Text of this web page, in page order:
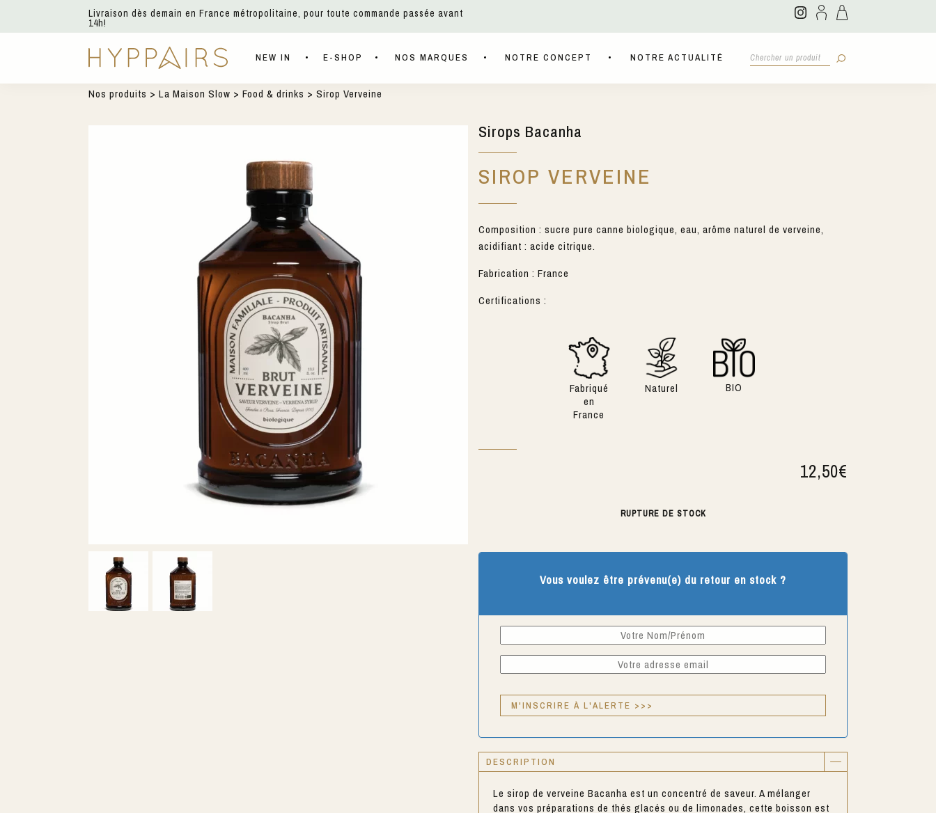
Livraison dès demain en France métropolitaine, pour toute commande passée avant
14h!
NEW IN E-SHOP NOS MARQUES NOTRE CONCEPT NOTRE ACTUALITÉ
Nos produits > La Maison Slow > Food & drinks > Sirop Verveine
Sirops Bacanha
SIROP VERVEINE
Composition : sucre pure canne biologique, eau, arôme naturel de verveine,
acidifiant : acide citrique.
Fabrication : France
Certifications :
Fabriqué
en
France
Naturel BIO
12,50€
RUPTURE DE STOCK
Vous voulez être prévenu(e) du retour en stock ?
DESCRIPTION
Le sirop de verveine Bacanha est un concentré de saveur. A mélanger
dans vos préparations de thés glacés ou de limonades, cette boisson est